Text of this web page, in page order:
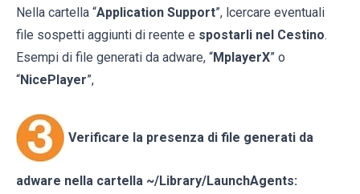
Nella cartella “Application Support”, lcercare eventuali
file sospetti aggiunti di reente e spostarli nel Cestino.
Esempi di file generati da adware, “MplayerX” o
“NicePlayer”,
Verificare la presenza di file generati da
adware nella cartella ~/Library/LaunchAgents: